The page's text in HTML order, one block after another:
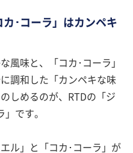
カ･コーラ」はカンペキ
風味と、「コカ･コーラ」
調和した「カンペキな味
しめるのが、RTDの「ジ
です。
ル」と「コカ･コーラ」が